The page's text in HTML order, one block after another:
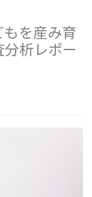
もを産み育
析レポー